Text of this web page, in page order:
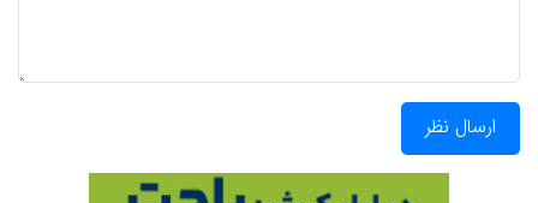
ارسال نظر